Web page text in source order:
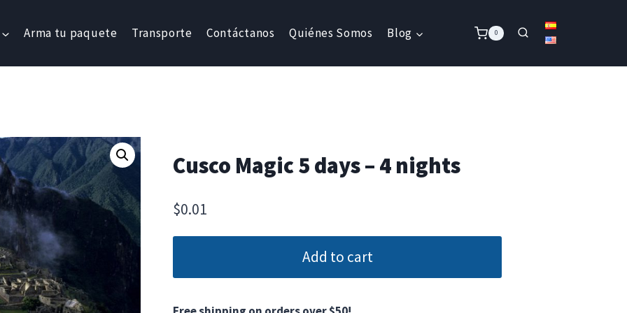
Arma tu paquete Transporte Contáctanos Quiénes Somos Blog 0
Cusco Magic 5 days – 4 nights
$0.01
Add to cart